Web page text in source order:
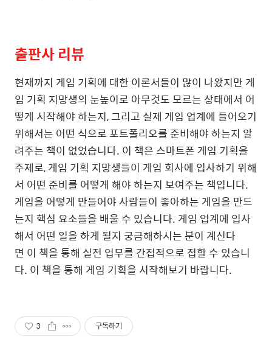
출판사 리뷰
현재까지 게임 기획에 대한 이론서들이 많이 나왔지만 게
임 기획 지망생의 눈높이로 아무것도 모르는 상태에서 어
떻게 시작해야 하는지, 그리고 실제 게임 업계에 들어오기
위해서는 어떤 식으로 포트폴리오를 준비해야 하는지 알
려주는 책이 없었습니다. 이 책은 스마트폰 게임 기획을
주제로, 게임 기획 지망생들이 게임 회사에 입사하기 위해
서 어떤 준비를 어떻게 해야 하는지 보여주는 책입니다.
게임을 어떻게 만들어야 사람들이 좋아하는 게임을 만드
는지 핵심 요소들을 배울 수 있습니다. 게임 업계에 입사
해서 어떤 일을 하게 될지 궁금해하시는 분이 계신다
면 이 책을 통해 실전 업무를 간접적으로 접할 수 있습니
다. 이 책을 통해 게임 기획을 시작해보기 바랍니다.
3 구독하기